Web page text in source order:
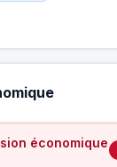
économique